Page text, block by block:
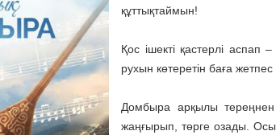
құттықтаймын!
Қос ішекті қастерлі аспап
рухын көтеретін баға жетпес
Домбыра арқылы
жаңғырып, төрге озады.